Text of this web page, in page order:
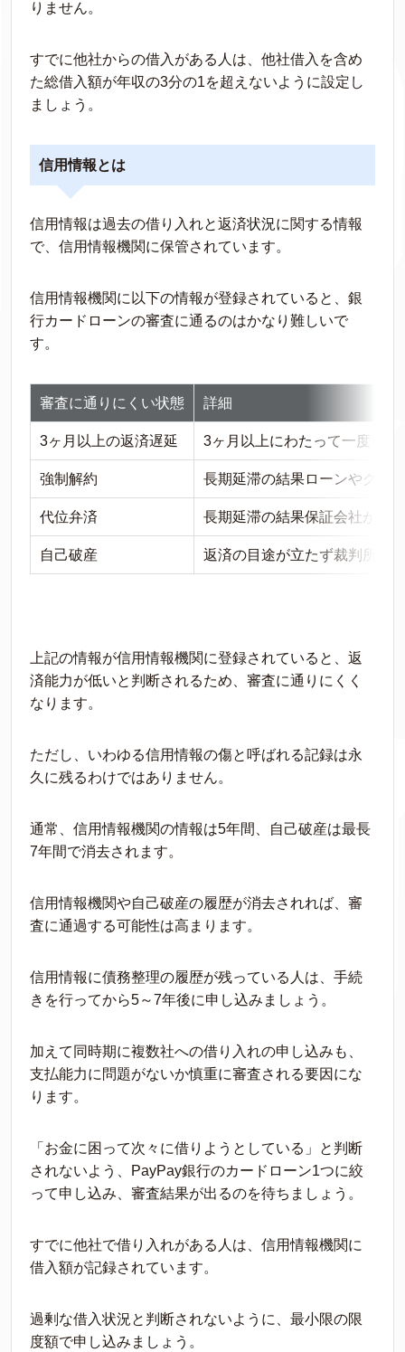
りません。
すでに他社からの借入がある人は、他社借入を含め
た総借入額が年収の3分の1を超えないように設定し
ましょう。
信用情報とは
信用情報は過去の借り入れと返済状況に関する情報
で、信用情報機関に保管されています。
信用情報機関に以下の情報が登録されていると、銀
行カードローンの審査に通るのはかなり難しいで
す。
審査に通りにくい状態 詳細
3ヶ月以上の返済遅延 3ヶ月以上にわたって一度も入
強制解約 長期延滞の結果ローンやクレ
代位弁済 長期延滞の結果保証会社が支
自己破産 返済の目途が立たず裁判所に
上記の情報が信用情報機関に登録されていると、返
済能力が低いと判断されるため、審査に通りにくく
なります。
ただし、いわゆる信用情報の傷と呼ばれる記録は永
久に残るわけではありません。
通常、信用情報機関の情報は5年間、自己破産は最長
7年間で消去されます。
信用情報機関や自己破産の履歴が消去されれば、審
査に通過する可能性は高まります。
信用情報に債務整理の履歴が残っている人は、手続
きを行ってから5～7年後に申し込みましょう。
加えて同時期に複数社への借り入れの申し込みも、
支払能力に問題がないか慎重に審査される要因にな
ります。
「お金に困って次々に借りようとしている」と判断
されないよう、PayPay銀行のカードローン1つに絞
って申し込み、審査結果が出るのを待ちましょう。
すでに他社で借り入れがある人は、信用情報機関に
借入額が記録されています。
過剰な借入状況と判断されないように、最小限の限
度額で申し込みましょう。